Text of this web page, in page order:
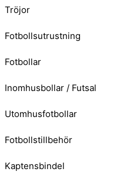
Tröjor
Fotbollsutrustning
Fotbollar
Inomhusbollar / Futsal
Utomhusfotbollar
Fotbollstillbehör
Kaptensbindel